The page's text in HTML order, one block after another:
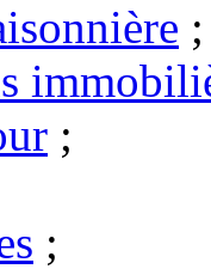
;
;
;